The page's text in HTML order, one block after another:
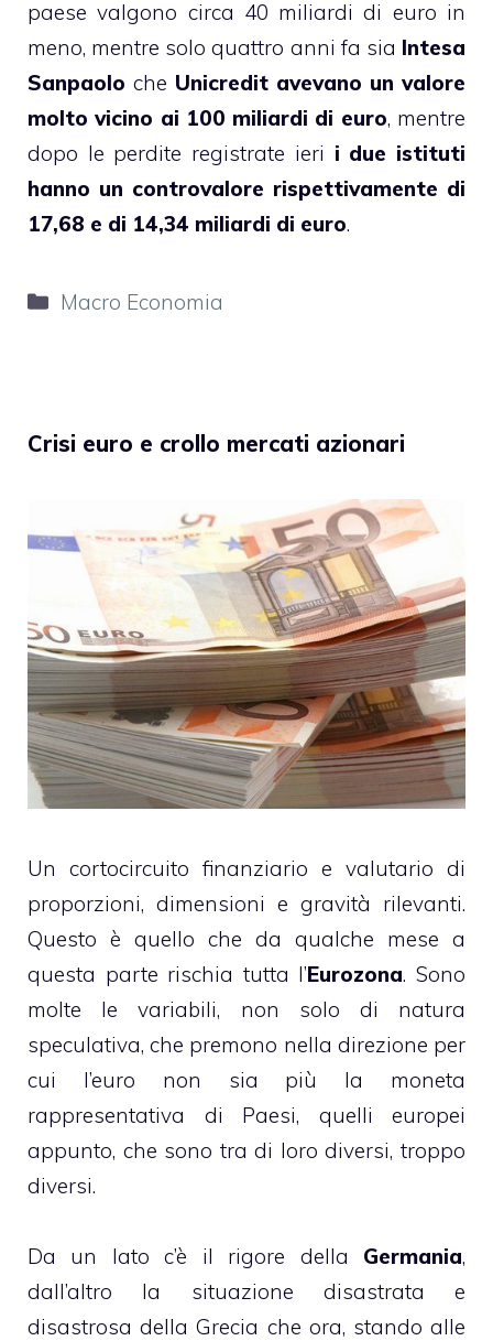
paese valgono circa 40 miliardi di euro in
meno, mentre solo quattro anni fa sia Intesa
Sanpaolo che Unicredit avevano un valore
molto vicino ai 100 miliardi di euro, mentre
dopo le perdite registrate ieri i due istituti
hanno un controvalore rispettivamente di
17,68 e di 14,34 miliardi di euro.
Categorie
Macro Economia
Crisi euro e crollo mercati azionari
Un cortocircuito finanziario e valutario di
proporzioni, dimensioni e gravità rilevanti.
Questo è quello che da qualche mese a
questa parte rischia tutta l’Eurozona. Sono
molte le variabili, non solo di natura
speculativa, che premono nella direzione per
cui l’euro non sia più la moneta
rappresentativa di Paesi, quelli europei
appunto, che sono tra di loro diversi, troppo
diversi.
Da un lato c’è il rigore della Germania,
dall’altro la situazione disastrata e
disastrosa della Grecia che ora, stando alle